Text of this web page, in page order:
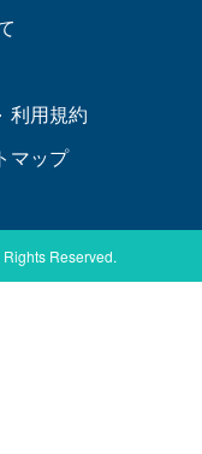
利用規約
マップ
Reserved.